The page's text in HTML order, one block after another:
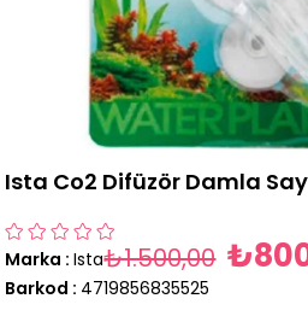
Ista Co2 Difüzör Damla
Marka : Ista₺1.500,00
Barkod : 4719856835525